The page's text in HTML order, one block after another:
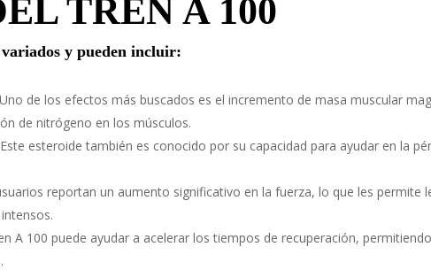
TREN A 100
y pueden incluir:
Uno de los efectos más buscados es el incremento de masa muscular
de nitrógeno en los músculos.
Este esteroide también es conocido por su capacidad para ayudar en la
reportan un aumento significativo en la fuerza, lo que les permite
A 100 puede ayudar a acelerar los tiempos de recuperación,